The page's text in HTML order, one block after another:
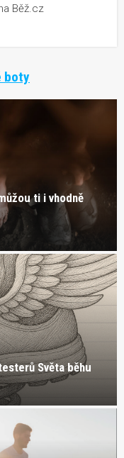
Běž.cz
boty
ti i vhodně
Světa běhu